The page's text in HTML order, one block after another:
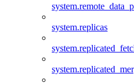
system.replicas